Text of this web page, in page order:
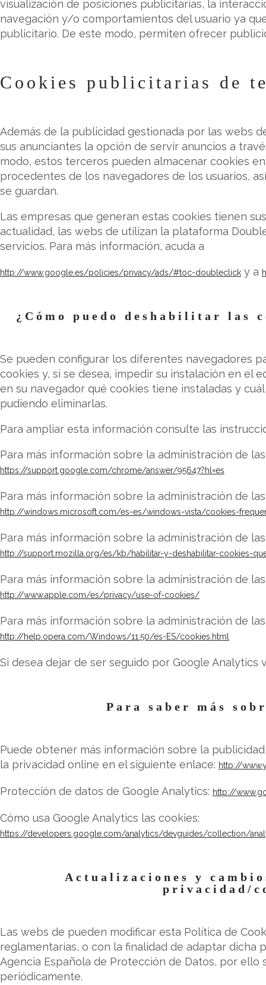
visualización de posiciones publicitarias, la
navegación y/o comportamientos del usuario ya
publicitario. De este modo, permiten ofrecer
Cookies publicitarias de
Además de la publicidad gestionada por las webs
sus anunciantes la opción de servir anuncios a
modo, estos terceros pueden almacenar cookies
procedentes de los navegadores de los usuarios,
se guardan.
Las empresas que generan estas cookies tienen
actualidad, las webs de utilizan la plataforma
servicios. Para más información, acuda a
http://www.google.es/policies/privacy/ads/#toc-doubleclick y a
¿Cómo puedo deshabilitar las
Se pueden configurar los diferentes navegadores
cookies y, si se desea, impedir su instalación en el
en su navegador qué cookies tiene instaladas y
pudiendo eliminarlas.
Para ampliar esta información consulte las
Para más información sobre la administración de
https://support.google.com/chrome/answer/95647?hl=es
Para más información sobre la administración de
http://windows.microsoft.com/es-es/windows-vista/cookies-
Para más información sobre la administración de
http://support.mozilla.org/es/kb/habilitar-y-deshabilitar-cookies-
Para más información sobre la administración de
http://www.apple.com/es/privacy/use-of-cookies/
Para más información sobre la administración de
http://help.opera.com/Windows/11.50/es-ES/cookies.html
Si desea dejar de ser seguido por Google Analytics
Para saber más
Puede obtener más información sobre la
la privacidad online en el siguiente enlace: http://
Protección de datos de Google Analytics: http://
Cómo usa Google Analytics las cookies:
https://developers.google.com/analytics/devguides/collection/
Actualizaciones y
privacidad/
Las webs de pueden modificar esta Política de
reglamentarias, o con la finalidad de adaptar dicha
Agencia Española de Protección de Datos, por ello
periódicamente.